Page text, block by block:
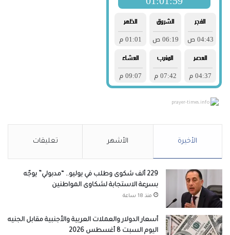
prayer-times.info
الأخيرة الأشهر تعليقات
229 ألف شكوى وطلب في يوليو.. “مدبولي” يوجّه
بسرعة الاستجابة لشكاوى المواطنين
منذ 18 ساعة
أسعار الدولار والعملات العربية والأجنبية مقابل الجنيه
اليوم السبت 8 أغسطس 2026